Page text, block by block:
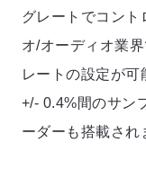
グレートでコン
オ/オーディオ業
レートの設定が可
+/- 0.4%間のサン
ーダーも搭載され